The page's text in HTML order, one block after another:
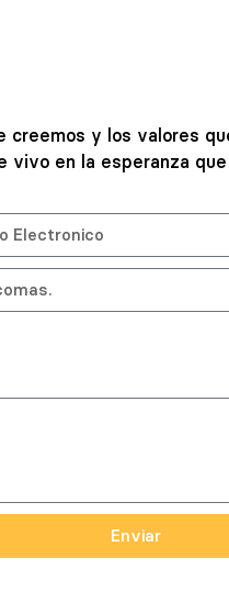
y los valores
en la esperanza
Enviar